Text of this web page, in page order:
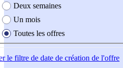
Deux semaines
Un mois
Toutes les offres
le filtre de date de création de l'offre